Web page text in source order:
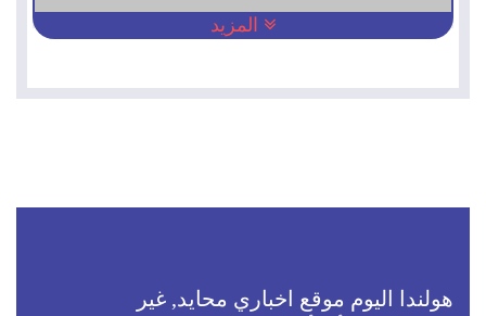
المزيد
هولندا اليوم موقع اخباري محايد, غير